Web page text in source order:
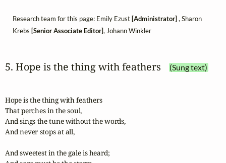
Research team for this page: Emily Ezust[Administrator], Sharon
Krebs [Senior Associate Editor], Johann Winkler
5. Hope is the thing with feathers (Sung text)
Hope is the thing with feathers
That perches in the soul,
And sings the tune without the words,
And never stops at all,
And sweetest in the gale is heard;